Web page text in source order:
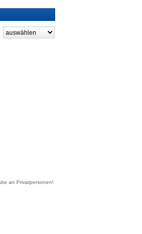
an Privatpersonen!